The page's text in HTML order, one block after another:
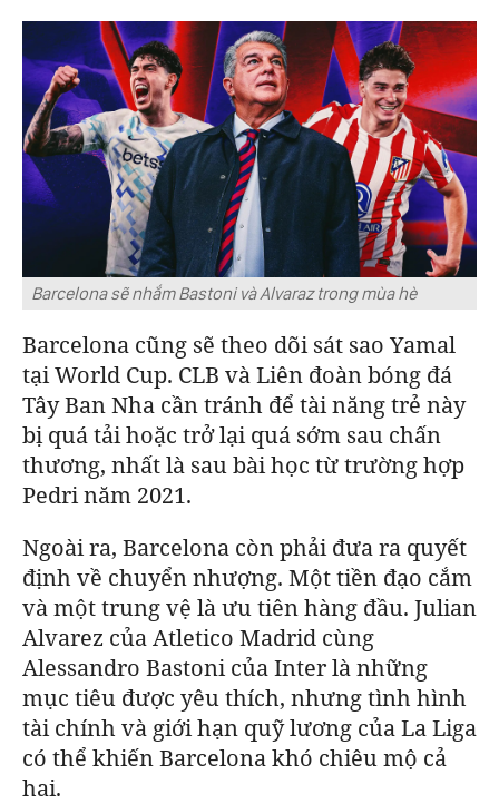
Barcelona sẽ nhắm Bastoni và Alvaraz trong mùa hè
Barcelona cũng sẽ theo dõi sát sao Yamal
tại World Cup. CLB và Liên đoàn bóng đá
Tây Ban Nha cần tránh để tài năng trẻ này
bị quá tải hoặc trở lại quá sớm sau chấn
thương, nhất là sau bài học từ trường hợp
Pedri năm 2021.
Ngoài ra, Barcelona còn phải đưa ra quyết
định về chuyển nhượng. Một tiền đạo cắm
và một trung vệ là ưu tiên hàng đầu. Julian
Alvarez của Atletico Madrid cùng
Alessandro Bastoni của Inter là những
mục tiêu được yêu thích, nhưng tình hình
tài chính và giới hạn quỹ lương của La Liga
có thể khiếnBarcelonakhó chiêu mộ cả
hai.